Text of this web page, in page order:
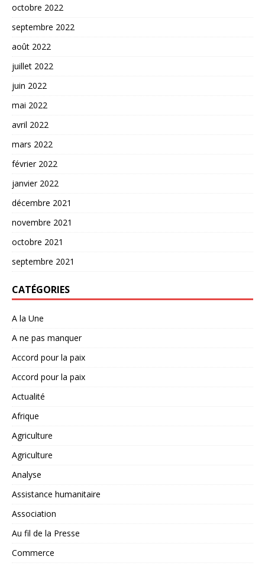
octobre 2022
septembre 2022
août 2022
juillet 2022
juin 2022
mai 2022
avril 2022
mars 2022
février 2022
janvier 2022
décembre 2021
novembre 2021
octobre 2021
septembre 2021
CATÉGORIES
A la Une
A ne pas manquer
Accord pour la paix
Accord pour la paix
Actualité
Afrique
Agriculture
Agriculture
Analyse
Assistance humanitaire
Association
Au fil de la Presse
Commerce